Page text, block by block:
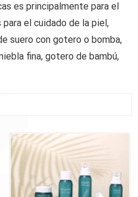
es principalmente para el
el cuidado de la piel,
suero con gotero o bomba,
fina, gotero de bambú,